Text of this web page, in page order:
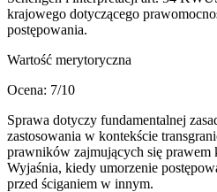
krajowego dotyczącego
postępowania.
Wartość merytoryczna
Ocena: 7/10
Sprawa dotyczy fundamentalnej
zastosowania w kontekście
prawników zajmujących się prawem
Wyjaśnia, kiedy umorzenie
przed ściganiem w innym.